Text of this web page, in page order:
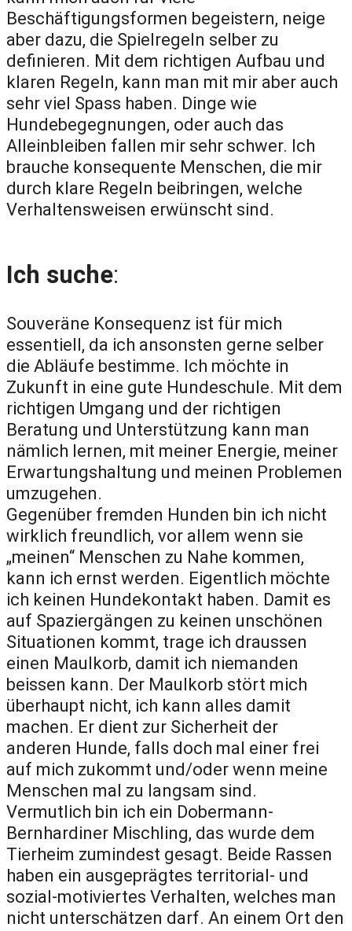
Beschäftigungsformen begeistern, neige
aber dazu, die Spielregeln selber zu
definieren. Mit dem richtigen Aufbau und
klaren Regeln, kann man mit mir aber auch
sehr viel Spass haben. Dinge wie
Hundebegegnungen, oder auch das
Alleinbleiben fallen mir sehr schwer. Ich
brauche konsequente Menschen, die mir
durch klare Regeln beibringen, welche
Verhaltensweisen erwünscht sind.
Ich suche:
Souveräne Konsequenz ist für mich
essentiell, da ich ansonsten gerne selber
die Abläufe bestimme. Ich möchte in
Zukunft in eine gute Hundeschule. Mit dem
richtigen Umgang und der richtigen
Beratung und Unterstützung kann man
nämlich lernen, mit meiner Energie, meiner
Erwartungshaltung und meinen Problemen
umzugehen.
Gegenüber fremden Hunden bin ich nicht
wirklich freundlich, vor allem wenn sie
„meinen“ Menschen zu Nahe kommen,
kann ich ernst werden. Eigentlich möchte
ich keinen Hundekontakt haben. Damit es
auf Spaziergängen zu keinen unschönen
Situationen kommt, trage ich draussen
einen Maulkorb, damit ich niemanden
beissen kann. Der Maulkorb stört mich
überhaupt nicht, ich kann alles damit
machen. Er dient zur Sicherheit der
anderen Hunde, falls doch mal einer frei
auf mich zukommt und/oder wenn meine
Menschen mal zu langsam sind.
Vermutlich bin ich ein Dobermann-
Bernhardiner Mischling, das wurde dem
Tierheim zumindest gesagt. Beide Rassen
haben ein ausgeprägtes territorial- und
sozial-motiviertes Verhalten, welches man
nicht unterschätzen darf. An einem Ort den